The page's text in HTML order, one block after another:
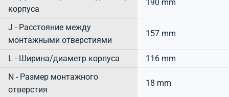
корпуса
190 mm
J - Расстояние между
монтажными отверстиями
157 mm
L - Ширина/диаметр корпуса
116 mm
N - Размер монтажного
отверстия
18 mm